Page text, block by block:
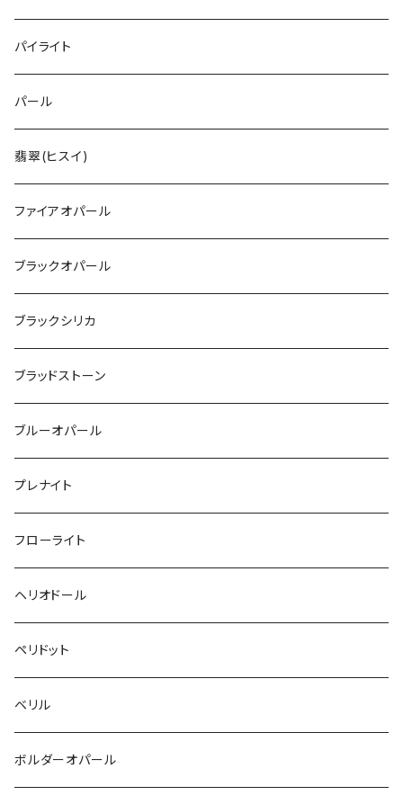
パイライト
パール
翡翠(ヒスイ)
ファイアオパール
ブラックオパール
ブラックシリカ
ブラッドストーン
ブルーオパール
プレナイト
フローライト
ヘリオドール
ペリドット
ベリル
ボルダーオパール